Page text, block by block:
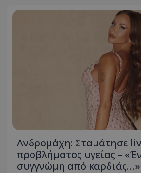
Ανδρομάχη: Σταμάτησε
προβλήματος υγείας –
συγγνώμη από καρδιάς…»